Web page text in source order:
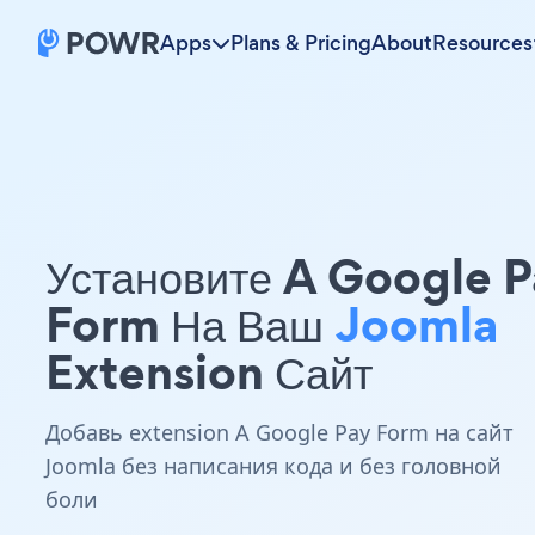
Apps Plans & PricingAboutResources
Установите A Google
Form На Ваш Joomla
Extension Сайт
Добавь extension A Google Pay Form на сайт
Joomla без написания кода и без головной
боли